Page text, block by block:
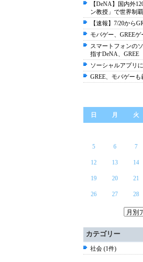
【DeNA】国内外
ン教授」で世界制
【速報】7/20から
モバゲー、GREE
スマートフォンの
指すDeNA、GREE
ソーシャルアプリ
GREE、モバゲー
日 月 火
5 6 7
12 13 14
19 20 21
26 27 28
カテゴリー
社会 (1件)